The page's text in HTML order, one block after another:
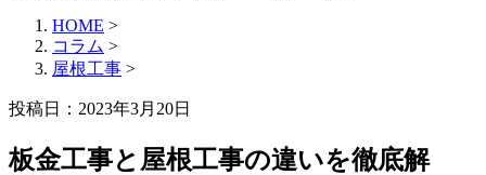
HOME >
コラム >
屋根工事 >
投稿日：2023年3月20日
板金工事と屋根工事の違いを徹底解